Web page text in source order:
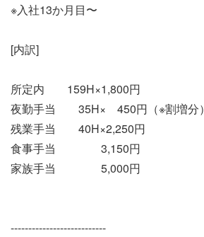
※入社13か月目〜
[内訳]
所定内 159H×1,800円
夜勤手当 35H× 450円（※割増分）
残業手当 40H×2,250円
食事手当 3,150円
家族手当 5,000円
---------------------------